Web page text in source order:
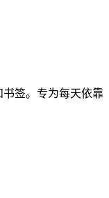
签。专为每天依靠